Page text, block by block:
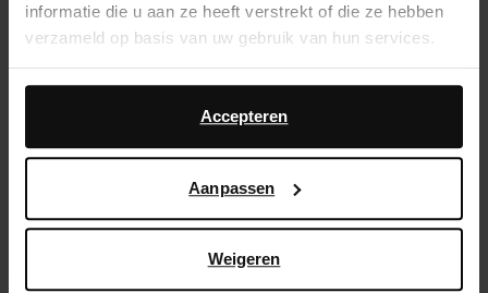
informatie die u aan ze heeft verstrekt of die ze hebben
verzameld op basis van uw gebruik van hun services.
Daarnaast werken wij samen met Google voor
advertentie- en meetdoeleinden. Meer informatie over
hoe Google uw persoonsgegevens gebruikt, vindt u op
Accepteren
Aanpassen
Weigeren
Over Sacha
Klantenservice
Verzending & levering
Ruilen & retourneren
Brandstores